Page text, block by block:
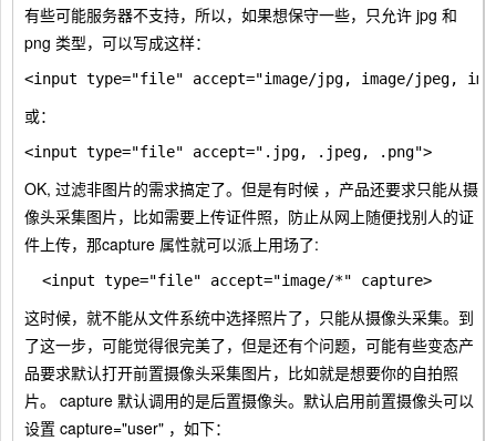
有些可能服务器不支持，所以，如果想保守一些，只允许 jpg 和
png 类型，可以写成这样：
或：
OK, 过滤非图片的需求搞定了。但是有时候 ，产品还要求只能从摄
像头采集图片，比如需要上传证件照，防止从网上随便找别人的证
件上传，那capture 属性就可以派上用场了:
这时候，就不能从文件系统中选择照片了，只能从摄像头采集。到
了这一步，可能觉得很完美了，但是还有个问题，可能有些变态产
品要求默认打开前置摄像头采集图片，比如就是想要你的自拍照
片。 capture 默认调用的是后置摄像头。默认启用前置摄像头可以
设置 capture="user" ，如下：